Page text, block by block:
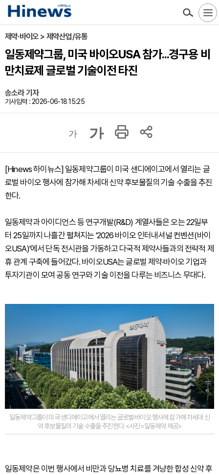
제약·바이오 > 제약산업/유통
일동제약그룹, 미국 바이오USA 참가...경구용 비
만치료제 글로벌 기술이전 타진
송소라 기자
기사입력 : 2026-06-18 15:25
가 가
[Hinews 하이뉴스] 일동제약그룹이 미국 샌디에이고에서 열리는 글
로벌 바이오 행사에 참가해 차세대 신약 후보물질의 기술 수출을 추진
한다.
일동제약과 아이디언스 등 연구개발(R&D) 계열사들은 오는 22일부
터 25일까지 나흘간 펼쳐지는 '2026 바이오 인터내셔널 컨벤션(바이
오USA)'에서 단독 전시관을 가동하고 다국적 제약사들과의 전략적 제
휴 관계 구축에 들어갔다. 바이오USA는 글로벌 제약·바이오 기업과
투자기관이 모여 공동 연구와 기술 이전을 다루는 비즈니스 무대다.
일동제약그룹이 미국 샌디에이고에서 열리는 글로벌 바이오 행사에 참가해 차세대 신
약 후보물질의 기술 수출을 추진한다. <사진=일동제약 제공>
일동제약은 이번 행사에서 비만과 당뇨병 치료를 겨냥한 합성 신약 후